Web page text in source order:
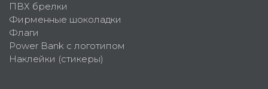
ПВХ брелки
Фирменные шоколадки
Флаги
Power Bank с логотипом
Наклейки (стикеры)